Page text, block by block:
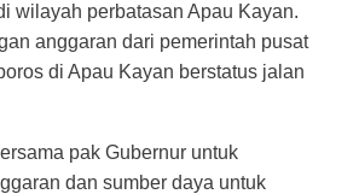
wilayah perbatasan Apau Kayan.
anggaran dari pemerintah pusat
di Apau Kayan berstatus jalan
pak Gubernur untuk
dan sumber daya untuk